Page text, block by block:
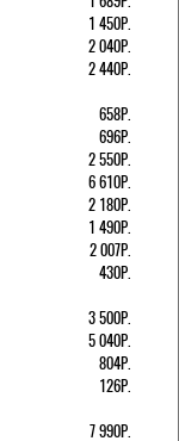
1 450Р.
2 040Р.
2 440Р.
658Р.
696Р.
2 550Р.
6 610Р.
2 180Р.
1 490Р.
2 007Р.
430Р.
3 500Р.
5 040Р.
804Р.
126Р.
7 990Р.